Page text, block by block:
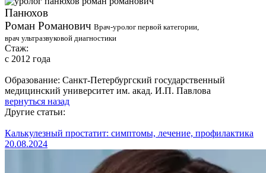
Панюхов
Роман Романович Врач-уролог первой категории,
врач ультразвуковой диагностики
Стаж:
с 2012 года
Образование: Санкт-Петербургский государственный
медицинский университет им. акад. И.П. Павлова
вернуться назад
Другие статьи:
Калькулезный простатит: симптомы, лечение, профилактика
20.08.2024